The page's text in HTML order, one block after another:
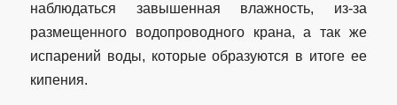
наблюдаться завышенная влажность, из-за
размещенного водопроводного крана, а так же
испарений воды, которые образуются в итоге ее
кипения.